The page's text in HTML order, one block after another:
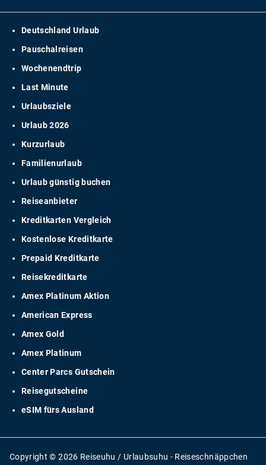
Deutschland Urlaub
Pauschalreisen
Wochenendtrip
Last Minute
Urlaubsziele
Urlaub 2026
Kurzurlaub
Familienurlaub
Urlaub günstig buchen
Reiseanbieter
Kreditkarten Vergleich
Kostenlose Kreditkarte
Prepaid Kreditkarte
Reisekreditkarte
Amex Platinum Aktion
American Express
Amex Gold
Amex Platinum
Center Parcs Gutschein
Reisegutscheine
eSIM fürs Ausland
Copyright © 2026 Reiseuhu / Urlaubsuhu - Reiseschnäppchen